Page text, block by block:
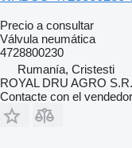
Precio a consultar
Válvula neumática
4728800230
Rumanía, Cristesti
ROYAL DRU AGRO
Contacte con el vendedor